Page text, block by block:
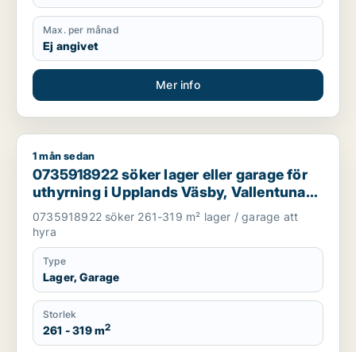
Max. per månad
Ej angivet
Mer info
0735918922 söker lager eller garage för uthyrning i
1 mån sedan
0735918922 söker lager eller garage för
uthyrning i Upplands Väsby, Vallentuna
eller Järfälla m.fl.
0735918922 söker 261-319 m² lager / garage att
hyra
Type
Lager, Garage
Storlek
261 - 319 m2